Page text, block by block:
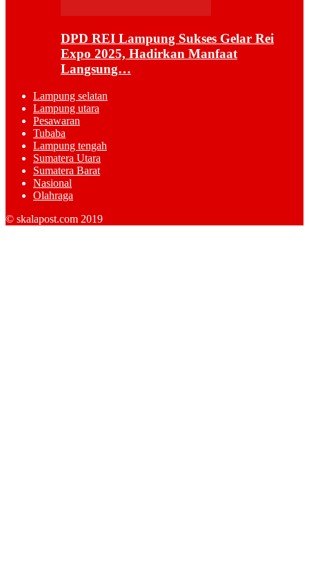
DPD REI Lampung Sukses Gelar Rei
Expo 2025, Hadirkan Manfaat
Langsung…
Lampung selatan
Lampung utara
Pesawaran
Tubaba
Lampung tengah
Sumatera Utara
Sumatera Barat
Nasional
Olahraga
© skalapost.com 2019